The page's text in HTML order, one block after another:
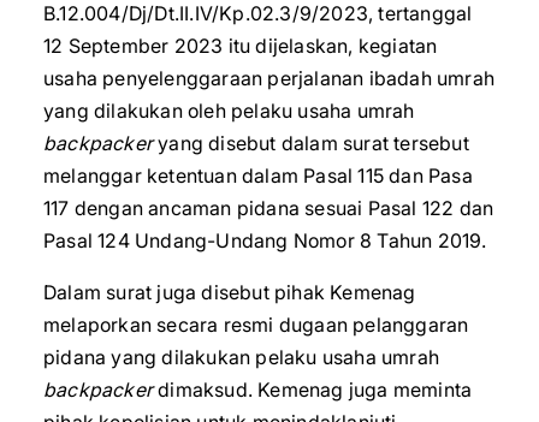
B.12.004/Dj/Dt.II.IV/Kp.02.3/9/2023, tertanggal
12 September 2023 itu dijelaskan, kegiatan
usaha penyelenggaraan perjalanan ibadah umrah
yang dilakukan oleh pelaku usaha umrah
backpackeryang disebut dalam surat tersebut
melanggar ketentuan dalam Pasal 115 dan Pasa
117 dengan ancaman pidana sesuai Pasal 122 dan
Pasal 124 Undang-Undang Nomor 8 Tahun 2019.
Dalam surat juga disebut pihak Kemenag
melaporkan secara resmi dugaan pelanggaran
pidana yang dilakukan pelaku usaha umrah
backpackerdimaksud. Kemenag juga meminta